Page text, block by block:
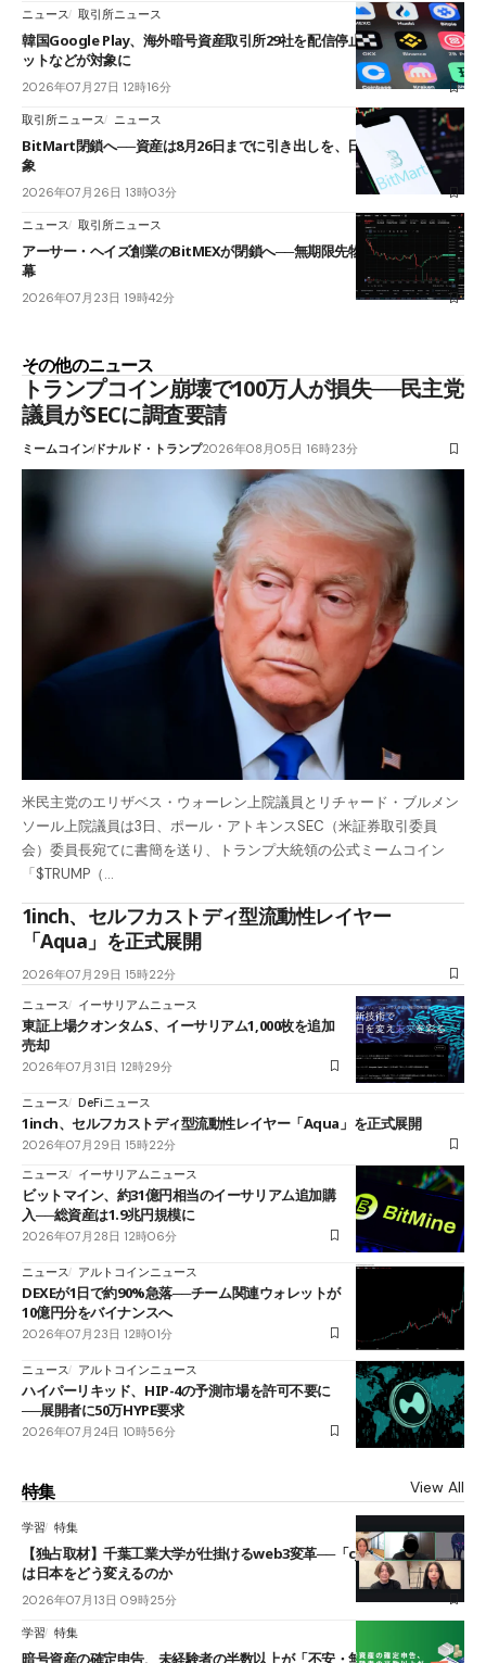
ニュース 取引所ニュース
韓国Google Play、海外暗号資産取引所29社を配信停止──OKXやバイビ
ットなどが対象に
2026年07月27日 12時16分
取引所ニュース ニュース
BitMart閉鎖へ──資産は8月26日までに引き出しを、日本人利用者も対
象
2026年07月26日 13時03分
ニュース 取引所ニュース
アーサー・ヘイズ創業のBitMEXが閉鎖へ──無期限先物を生んだ11年に
幕
2026年07月23日 19時42分
その他のニュース
トランプコイン崩壊で100万人が損失──民主党
議員がSECに調査要請
ミームコインドナルド・トランプ2026年08月05日 16時23分
米民主党のエリザベス・ウォーレン上院議員とリチャード・ブルメン
ソール上院議員は3日、ポール・アトキンスSEC（米証券取引委員
会）委員長宛てに書簡を送り、トランプ大統領の公式ミームコイン
「$TRUMP（…
1inch、セルフカストディ型流動性レイヤー
「Aqua」を正式展開
2026年07月29日 15時22分
ニュース
イーサリアムニュース
東証上場クオンタムS、イーサリアム1,000枚を追加
売却
2026年07月31日 12時29分
ニュース DeFiニュース
1inch、セルフカストディ型流動性レイヤー「Aqua」を正式展開
2026年07月29日 15時22分
ニュース
イーサリアムニュース
ビットマイン、約31億円相当のイーサリアム追加購
入──総資産は1.9兆円規模に
2026年07月28日 12時06分
ニュース アルトコインニュース
DEXEが1日で約90%急落──チーム関連ウォレットが
10億円分をバイナンスへ
2026年07月23日 12時01分
ニュース アルトコインニュース
ハイパーリキッド、HIP-4の予測市場を許可不要に
──展開者に50万HYPE要求
2026年07月24日 10時56分
特集 View All
学習 特集
【独占取材】千葉工業大学が仕掛けるweb3変革──「cJPY」とAIの融合
は日本をどう変えるのか
2026年07月13日 09時25分
学習 特集
暗号資産の確定申告、未経験者の半数以上が「不安・無理」